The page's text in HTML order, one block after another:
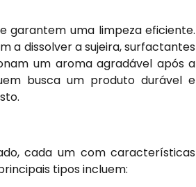
garantem uma limpeza eficiente.
a dissolver a sujeira, surfactantes
um aroma agradável após a
busca um produto durável e
cada um com características
tipos incluem: